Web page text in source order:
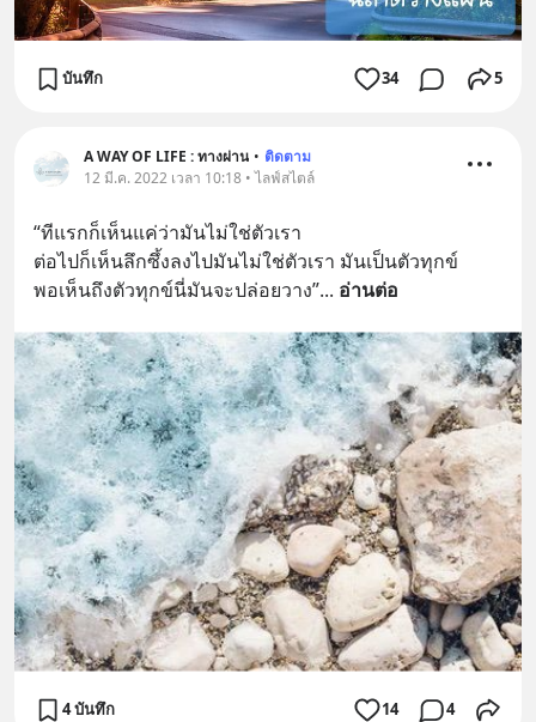
บันทึก 34 5
A WAY OF LIFE : ทางผ่าน • ติดตาม
12 มี.ค. 2022 เวลา 10:18 • ไลฟ์สไตล์
“ทีแรกก็เห็นแค่ว่ามันไม่ใช่ตัวเรา
ต่อไปก็เห็นลึกซึ้งลงไปมันไม่ใช่ตัวเรา มันเป็นตัวทุกข์
พอเห็นถึงตัวทุกข์นี่มันจะปล่อยวาง”... อ่านต่อ
4 บันทึก 14 4